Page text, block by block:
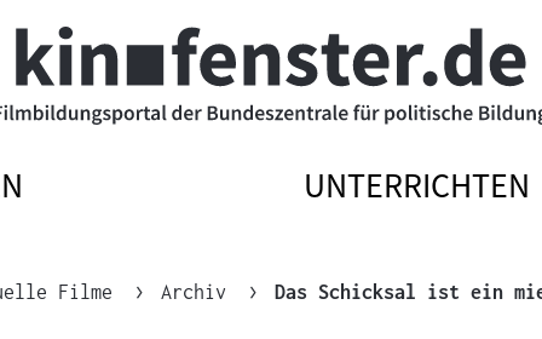
UNTERRICHTEN
Filme Archiv Das Schicksal ist ein